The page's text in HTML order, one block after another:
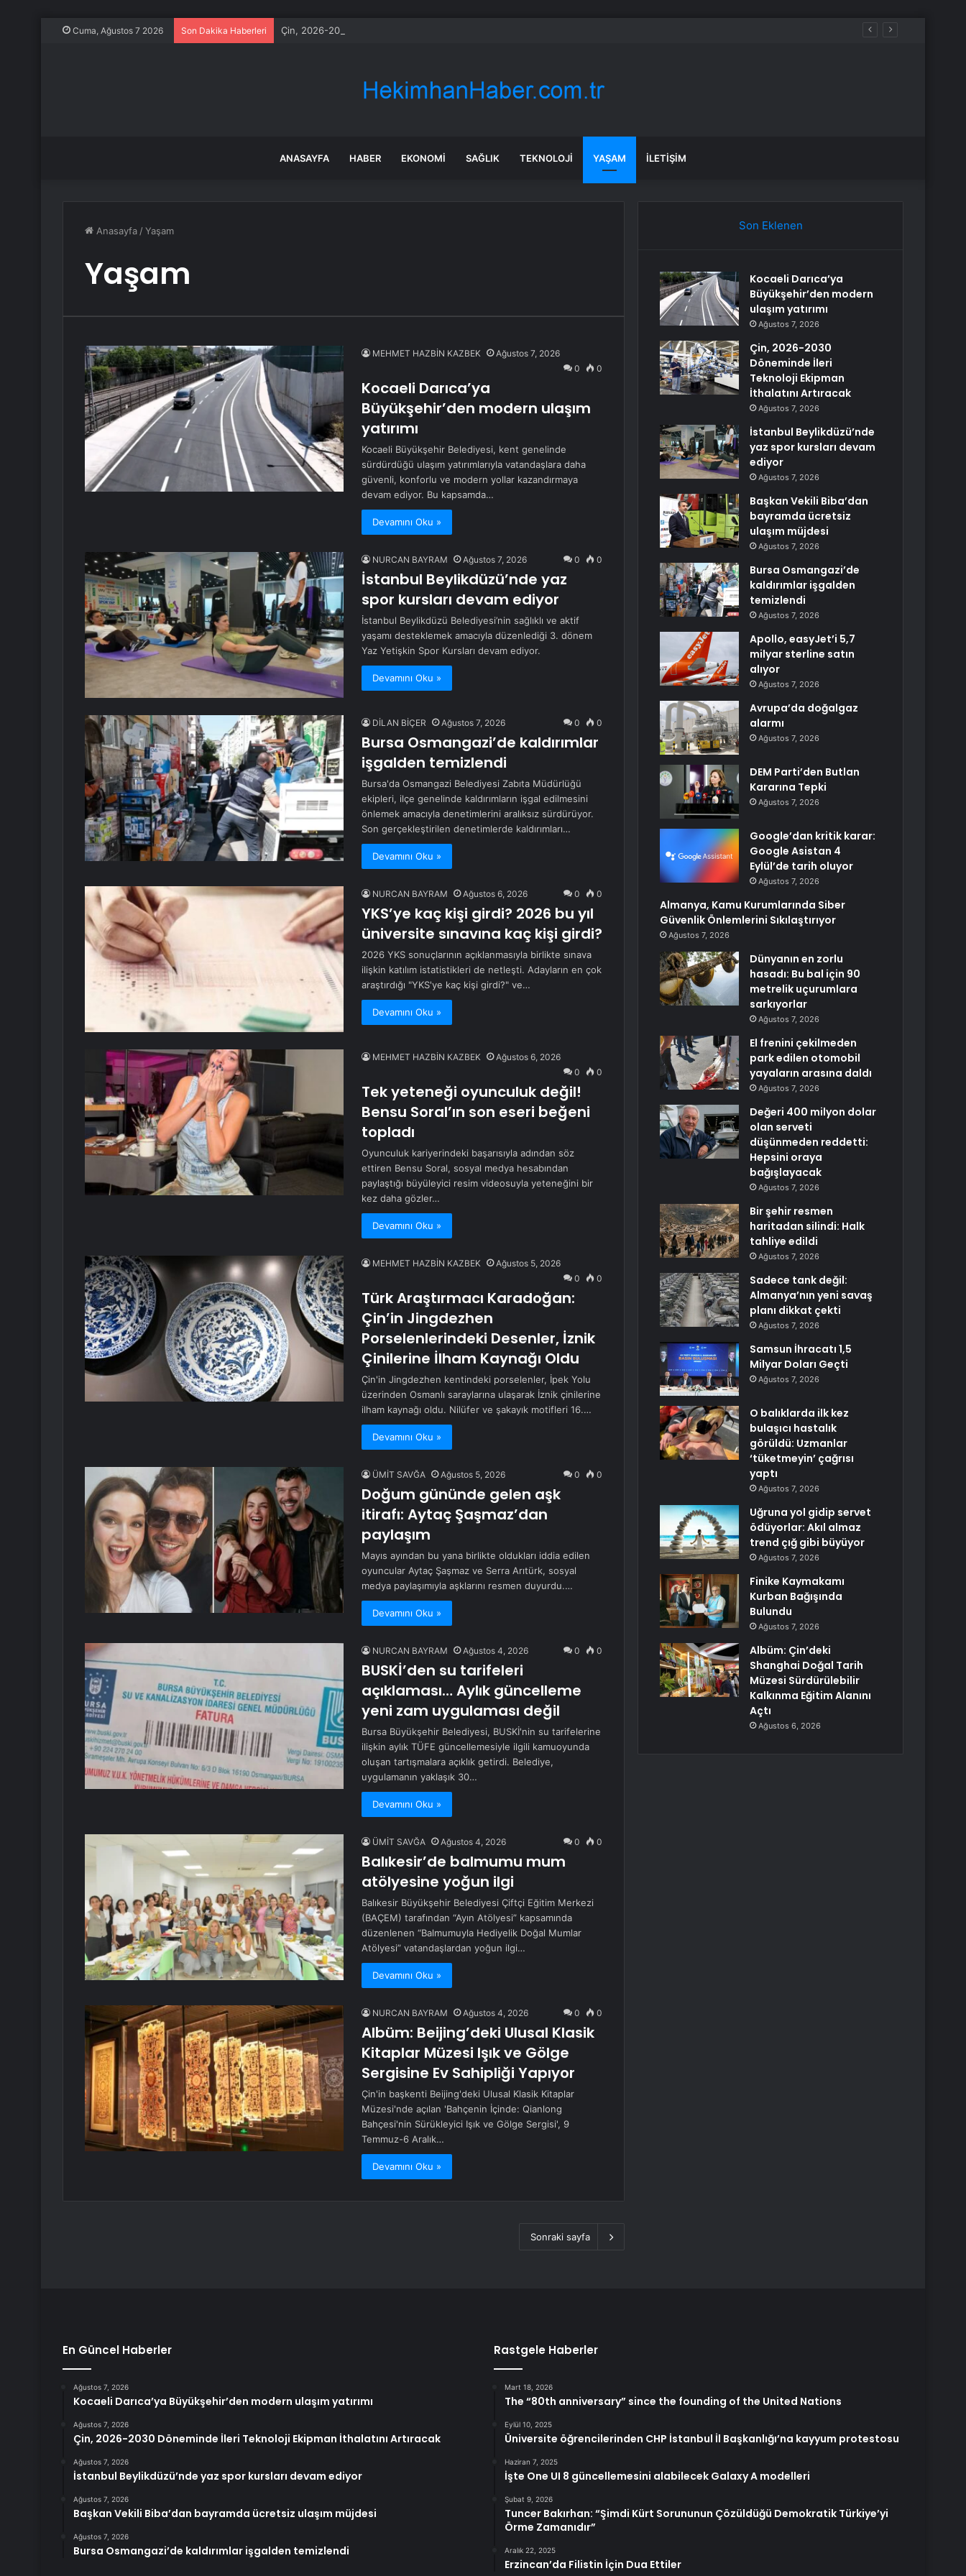
Cuma, Ağustos 7 2026 Son Dakika Haberleri Çin, 2026-2030 Döneminde İleri Teknoloji Ekipman İthalatını Artıracak
ANASAYFA HABER EKONOMI SAĞLIK TEKNOLOJI YAŞAM İLETIŞIM
Anasayfa /Yaşam
Yaşam
MEHMET HAZBİN KAZBEK
Ağustos 7, 2026
0
0
Kocaeli Darıca’ya
Büyükşehir’den modern ulaşım
yatırımı
Kocaeli Büyükşehir Belediyesi, kent genelinde
sürdürdüğü ulaşım yatırımlarıyla vatandaşlara daha
güvenli, konforlu ve modern yollar kazandırmaya
devam ediyor. Bu kapsamda…
Devamını Oku »
NURCAN BAYRAM Ağustos 7, 2026 0 0
İstanbul Beylikdüzü’nde yaz
spor kursları devam ediyor
İstanbul Beylikdüzü Belediyesi’nin sağlıklı ve aktif
yaşamı desteklemek amacıyla düzenlediği 3. dönem
Yaz Yetişkin Spor Kursları devam ediyor.
Devamını Oku »
DİLAN BİÇER Ağustos 7, 2026 0 0
Bursa Osmangazi’de kaldırımlar
işgalden temizlendi
Bursa'da Osmangazi Belediyesi Zabıta Müdürlüğü
ekipleri, ilçe genelinde kaldırımların işgal edilmesini
önlemek amacıyla denetimlerini aralıksız sürdürüyor.
Son gerçekleştirilen denetimlerde kaldırımları…
Devamını Oku »
NURCAN BAYRAM Ağustos 6, 2026 0 0
YKS’ye kaç kişi girdi? 2026 bu yıl
üniversite sınavına kaç kişi girdi?
2026 YKS sonuçlarının açıklanmasıyla birlikte sınava
ilişkin katılım istatistikleri de netleşti. Adayların en çok
araştırdığı "YKS'ye kaç kişi girdi?" ve…
Devamını Oku »
MEHMET HAZBİN KAZBEK
Ağustos 6, 2026
0
0
Tek yeteneği oyunculuk değil!
Bensu Soral’ın son eseri beğeni
topladı
Oyunculuk kariyerindeki başarısıyla adından söz
ettiren Bensu Soral, sosyal medya hesabından
paylaştığı büyüleyici resim videosuyla yeteneğini bir
kez daha gözler…
Devamını Oku »
MEHMET HAZBİN KAZBEK
Ağustos 5, 2026
0
0
Türk Araştırmacı Karadoğan:
Çin’in Jingdezhen
Porselenlerindeki Desenler, İznik
Çinilerine İlham Kaynağı Oldu
Çin'in Jingdezhen kentindeki porselenler, İpek Yolu
üzerinden Osmanlı saraylarına ulaşarak İznik çinilerine
ilham kaynağı oldu. Nilüfer ve şakayık motifleri 16.…
Devamını Oku »
ÜMİT SAVĞA Ağustos 5, 2026 0 0
Doğum gününde gelen aşk
itirafı: Aytaç Şaşmaz’dan
paylaşım
Mayıs ayından bu yana birlikte oldukları iddia edilen
oyuncular Aytaç Şaşmaz ve Serra Arıtürk, sosyal
medya paylaşımıyla aşklarını resmen duyurdu.…
Devamını Oku »
NURCAN BAYRAM Ağustos 4, 2026 0 0
BUSKİ’den su tarifeleri
açıklaması… Aylık güncelleme
yeni zam uygulaması değil
Bursa Büyükşehir Belediyesi, BUSKİ'nin su tarifelerine
ilişkin aylık TÜFE güncellemesiyle ilgili kamuoyunda
oluşan tartışmalara açıklık getirdi. Belediye,
uygulamanın yaklaşık 30…
Devamını Oku »
ÜMİT SAVĞA Ağustos 4, 2026 0 0
Balıkesir’de balmumu mum
atölyesine yoğun ilgi
Balıkesir Büyükşehir Belediyesi Çiftçi Eğitim Merkezi
(BAÇEM) tarafından “Ayın Atölyesi” kapsamında
düzenlenen “Balmumuyla Hediyelik Doğal Mumlar
Atölyesi” vatandaşlardan yoğun ilgi…
Devamını Oku »
NURCAN BAYRAM Ağustos 4, 2026 0 0
Albüm: Beijing’deki Ulusal Klasik
Kitaplar Müzesi Işık ve Gölge
Sergisine Ev Sahipliği Yapıyor
Çin'in başkenti Beijing'deki Ulusal Klasik Kitaplar
Müzesi'nde açılan 'Bahçenin İçinde: Qianlong
Bahçesi'nin Sürükleyici Işık ve Gölge Sergisi', 9
Temmuz-6 Aralık…
Devamını Oku »
Sonraki sayfa
Son Eklenen
Kocaeli Darıca’ya
Büyükşehir’den modern
ulaşım yatırımı
Ağustos 7, 2026
Çin, 2026-2030
Döneminde İleri
Teknoloji Ekipman
İthalatını Artıracak
Ağustos 7, 2026
İstanbul Beylikdüzü’nde
yaz spor kursları devam
ediyor
Ağustos 7, 2026
Başkan Vekili Biba’dan
bayramda ücretsiz
ulaşım müjdesi
Ağustos 7, 2026
Bursa Osmangazi’de
kaldırımlar işgalden
temizlendi
Ağustos 7, 2026
Apollo, easyJet’i 5,7
milyar sterline satın
alıyor
Ağustos 7, 2026
Avrupa’da doğalgaz
alarmı
Ağustos 7, 2026
DEM Parti’den Butlan
Kararına Tepki
Ağustos 7, 2026
Google’dan kritik karar:
Google Asistan 4
Eylül’de tarih oluyor
Ağustos 7, 2026
Almanya, Kamu Kurumlarında Siber
Güvenlik Önlemlerini Sıkılaştırıyor
Ağustos 7, 2026
Dünyanın en zorlu
hasadı: Bu bal için 90
metrelik uçurumlara
sarkıyorlar
Ağustos 7, 2026
El frenini çekilmeden
park edilen otomobil
yayaların arasına daldı
Ağustos 7, 2026
Değeri 400 milyon dolar
olan serveti
düşünmeden reddetti:
Hepsini oraya
bağışlayacak
Ağustos 7, 2026
Bir şehir resmen
haritadan silindi: Halk
tahliye edildi
Ağustos 7, 2026
Sadece tank değil:
Almanya’nın yeni savaş
planı dikkat çekti
Ağustos 7, 2026
Samsun İhracatı 1,5
Milyar Doları Geçti
Ağustos 7, 2026
O balıklarda ilk kez
bulaşıcı hastalık
görüldü: Uzmanlar
‘tüketmeyin’ çağrısı
yaptı
Ağustos 7, 2026
Uğruna yol gidip servet
ödüyorlar: Akıl almaz
trend çığ gibi büyüyor
Ağustos 7, 2026
Finike Kaymakamı
Kurban Bağışında
Bulundu
Ağustos 7, 2026
Albüm: Çin’deki
Shanghai Doğal Tarih
Müzesi Sürdürülebilir
Kalkınma Eğitim Alanını
Açtı
Ağustos 6, 2026
En Güncel Haberler
Ağustos 7, 2026
Kocaeli Darıca’ya Büyükşehir’den modern ulaşım yatırımı
Ağustos 7, 2026
Çin, 2026-2030 Döneminde İleri Teknoloji Ekipman İthalatını Artıracak
Ağustos 7, 2026
İstanbul Beylikdüzü’nde yaz spor kursları devam ediyor
Ağustos 7, 2026
Başkan Vekili Biba’dan bayramda ücretsiz ulaşım müjdesi
Ağustos 7, 2026
Bursa Osmangazi’de kaldırımlar işgalden temizlendi
Rastgele Haberler
Mart 18, 2026
The “80th anniversary” since the founding of the United Nations
Eylül 10, 2025
Üniversite öğrencilerinden CHP İstanbul İl Başkanlığı’na kayyum protestosu
Haziran 7, 2025
İşte One UI 8 güncellemesini alabilecek Galaxy A modelleri
Şubat 9, 2026
Tuncer Bakırhan: “Şimdi Kürt Sorununun Çözüldüğü Demokratik Türkiye’yi
Örme Zamanıdır”
Aralık 22, 2025
Erzincan’da Filistin İçin Dua Ettiler